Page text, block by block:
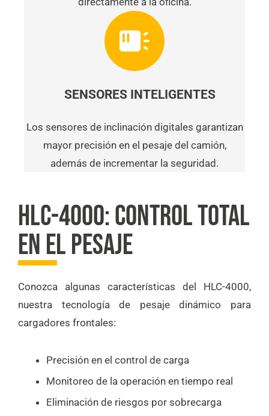
SENSORES INTELIGENTES
Los sensores de inclinación digitales garantizan
mayor precisión en el pesaje del camión,
además de incrementar la seguridad.
HLC-4000: CONTROL TOTAL
EN EL PESAJE
Conozca algunas características del HLC-4000,
nuestra tecnología de pesaje dinámico para
cargadores frontales:
Precisión en el control de carga
Monitoreo de la operación en tiempo real
Eliminación de riesgos por sobrecarga